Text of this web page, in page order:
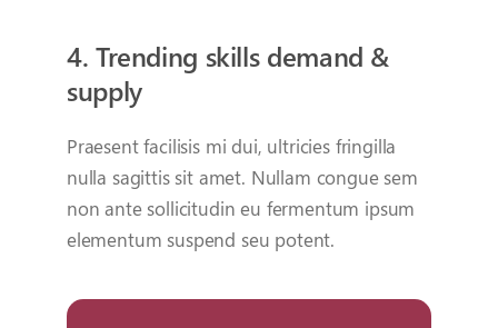
4. Trending skills demand &
supply
Praesent facilisis mi dui, ultricies fringilla
nulla sagittis sit amet. Nullam congue sem
non ante sollicitudin eu fermentum ipsum
elementum suspend seu potent.